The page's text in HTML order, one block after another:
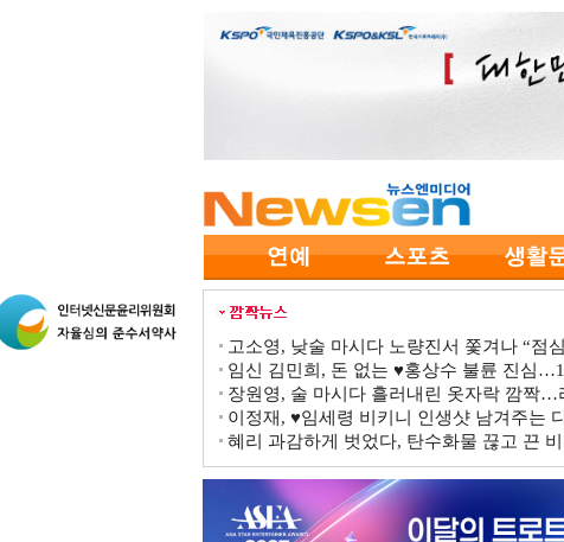
고소영, 낮술 마시다 노량진서 쫓겨나 “점
임신 김민희, 돈 없는 ♥홍상수 불륜 진심
장원영, 술 마시다 흘러내린 옷자락 깜짝…
이정재, ♥임세령 비키니 인생샷 남겨주는
혜리 과감하게 벗었다, 탄수화물 끊고 끈 비